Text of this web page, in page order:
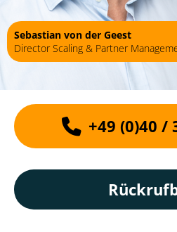
Folgen in Kürze
Referenzen
Weitere
Sebastian von der Geest
Director Scaling & Partner
+49 (0)40 /